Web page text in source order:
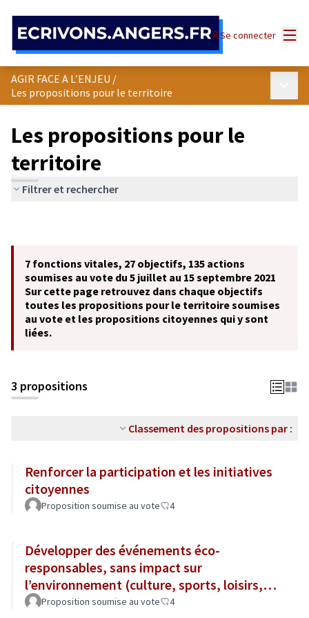
Se connecter
AGIR FACE A L’ENJEU /
Les propositions pour le territoire
Les propositions pour le
territoire
Filtrer et rechercher
7 fonctions vitales, 27 objectifs, 135 actions
soumises au vote du 5 juillet au 15 septembre 2021
Sur cette page retrouvez dans chaque objectifs
toutes les propositions pour le territoire soumises
au vote et les propositions citoyennes qui y sont
liées.
3 propositions
Classement des propositions par :
Renforcer la participation et les initiatives
citoyennes
Proposition soumise au vote 4
Développer des événements éco-
responsables, sans impact sur
l’environnement (culture, sports, loisirs,
tourisme...)
Proposition soumise au vote 4